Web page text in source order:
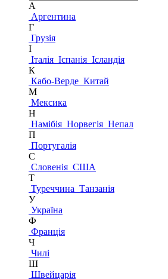
А
Аргентина
Г
Грузія
І
Італія Іспанія Ісландія
К
Кабо-Верде Китай
М
Мексика
Н
Намібія Норвегія Непал
П
Португалія
С
Словенія США
Т
Туреччина Танзанія
У
Україна
Ф
Франція
Ч
Чилі
Ш
Швейцарія